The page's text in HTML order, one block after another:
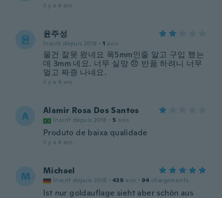
il y a 4 ans
윤 윤주성
Inscrit depuis 2019 · 1 avis
물건 잘못 왔네요 폭5mm인줄 알고 구입 했는
데 3mm 네요. 너무 실망 😞 반품 하려니 너무
멀고 짜증 나네요.
il y a 4 ans
A Alamir Rosa Dos Santos
Inscrit depuis 2018 · 5 avis
Produto de baixa qualidade
il y a 4 ans
M Michael
Inscrit depuis 2016 · 439 avis · 94 chargements
Ist nur goldauflage sieht aber schön aus